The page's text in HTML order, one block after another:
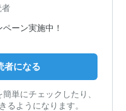
ーン実施中！
者になる
単にチェックしたり、
るようになります。